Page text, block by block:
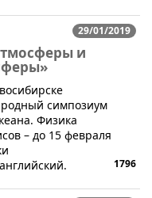
29/01/2019
и
симпозиум
Физика
– до 15 февраля
1796